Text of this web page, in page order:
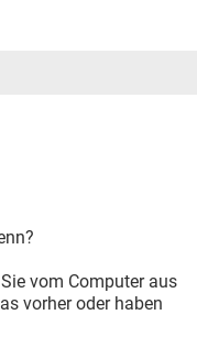
vom Computer aus
vorher oder haben